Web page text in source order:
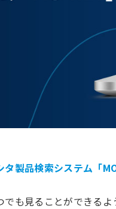
タ製品検索システム「
も見ることができるよ